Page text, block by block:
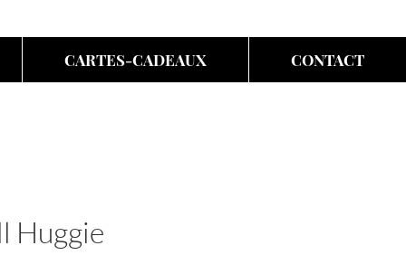
CARTES-CADEAUX CONTACT
Huggie